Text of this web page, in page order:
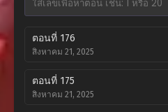
ตอนที่ 176
สิงหาคม 21, 2025
ตอนที่ 175
สิงหาคม 21, 2025